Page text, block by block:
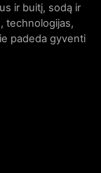
ir buitį, sodą ir
technologijas,
padeda gyventi